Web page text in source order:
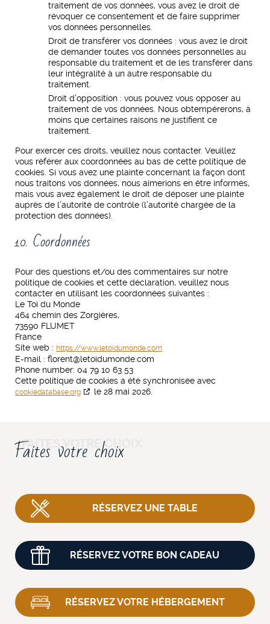
traitement de vos données, vous avez le droit de
révoquer ce consentement et de faire supprimer
vos données personnelles.
Droit de transférer vos données : vous avez le droit
de demander toutes vos données personnelles au
responsable du traitement et de les transférer dans
leur intégralité à un autre responsable du
traitement.
Droit d’opposition : vous pouvez vous opposer au
traitement de vos données. Nous obtempérerons, à
moins que certaines raisons ne justifient ce
traitement.
Pour exercer ces droits, veuillez nous contacter. Veuillez
vous référer aux coordonnées au bas de cette politique de
cookies. Si vous avez une plainte concernant la façon dont
nous traitons vos données, nous aimerions en être informés,
mais vous avez également le droit de déposer une plainte
auprès de l’autorité de contrôle (l’autorité chargée de la
protection des données).
10. Coordonnées
Pour des questions et/ou des commentaires sur notre
politique de cookies et cette déclaration, veuillez nous
contacter en utilisant les coordonnées suivantes :
Le Toi du Monde
464 chemin des Zorgières,
73590 FLUMET
France
Site web : https://www.letoidumonde.com
E-mail : florent@letoidumonde.com
Phone number: 04 79 10 63 53
Cette politique de cookies a été synchronisée avec
cookiedatabase.org le 28 mai 2026.
Faites votre choix
RÉSERVEZ UNE TABLE
RÉSERVEZ VOTRE BON CADEAU
RÉSERVEZ VOTRE HÉBERGEMENT